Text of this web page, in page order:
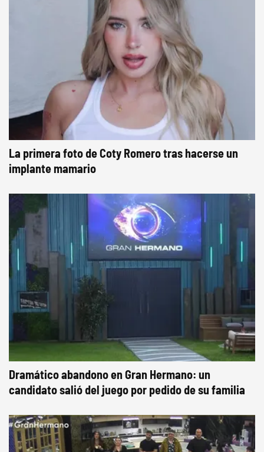
La primera foto de Coty Romero tras hacerse un
implante mamario
Dramático abandono en Gran Hermano: un
candidato salió del juego por pedido de su familia